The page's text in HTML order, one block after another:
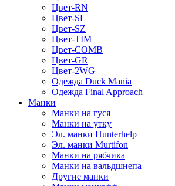
Цвет-RN
Цвет-SL
Цвет-SZ
Цвет-TIM
Цвет-COMB
Цвет-GR
Цвет-2WG
Одежда Duck Mania
Одежда Final Approach
Манки
Манки на гуся
Манки на утку
Эл. манки Hunterhelp
Эл. манки Murtifon
Манки на рябчика
Манки на вальдшнепа
Другие манки